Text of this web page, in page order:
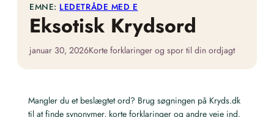
EMNE: LEDETRÅDE MED E
Eksotisk Krydsord
januar 30, 2026Korte forklaringer og spor til din ordjagt
Mangler du et beslægtet ord? Brug søgningen på Kryds.dk
til at finde synonymer, korte forklaringer og andre veje ind.